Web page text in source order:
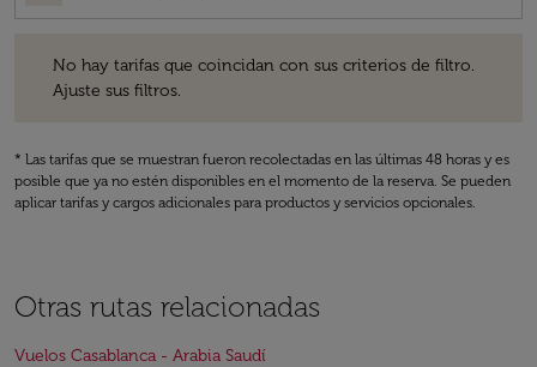
No hay tarifas que coincidan con sus criterios de filtro.
Ajuste sus filtros.
* Las tarifas que se muestran fueron recolectadas en las últimas 48 horas y es
posible que ya no estén disponibles en el momento de la reserva. Se pueden
aplicar tarifas y cargos adicionales para productos y servicios opcionales.
Otras rutas relacionadas
Vuelos Casablanca - Arabia Saudí